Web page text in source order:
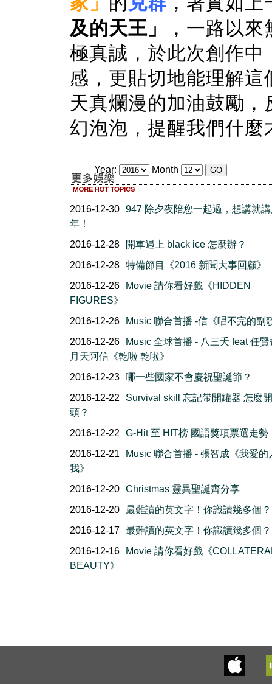
及的天王」
，一路以
極真誠，於此次創作
感，更貼切地能理解
天真爛漫的加油鼓勵
幻泡泡，提醒我們什
Year: Month
2016-12-30 947 除夕夜陪您一起過，想講就
年！
2016-12-28
開車遇上 black ice 怎麼辦？
2016-12-28 特備節目《2016 新聞大事回顧》
2016-12-26
Movie 請你看好戲《HIDDEN
FIGURES》
2016-12-26
Music 聯合首播 -信《唱不完的副
2016-12-26
Music 全球首播 - 八三夭 feat 任賢
月天阿信《乾啦 乾啦》
2016-12-23
哪一些國家不會慶祝聖誕節？
2016-12-22
Survival skill 忘記帶開罐器 怎麼
頭？
2016-12-22
G-Hit 至 HIT榜 國語獎項票選走勢
2016-12-21
Music 聯合首播 - 張智成《我愛的
我》
2016-12-20 Christmas 靈異聖誕齊分享
2016-12-20 最難讀的英文字！你識讀幾多個
2016-12-17 最難讀的英文字！你識讀幾多個
2016-12-16
Movie 請你看好戲《
BEAUTY》